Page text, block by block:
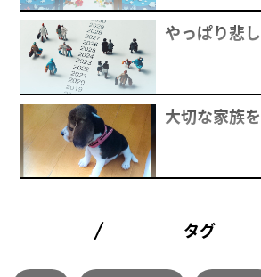
やっぱり悲
大切な家族
タグ